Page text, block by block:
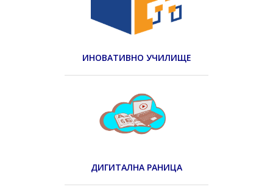
ИНОВАТИВНО УЧИЛИЩЕ
ДИГИТАЛНА РАНИЦА